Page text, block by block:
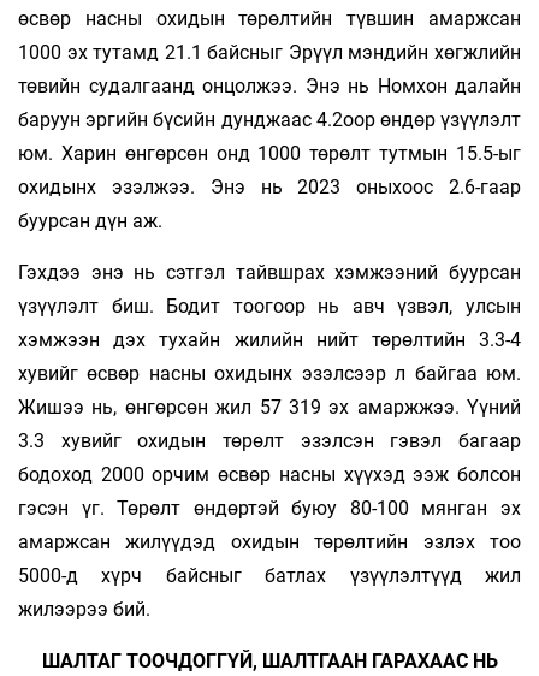
өсвөр насны охидын төрөлтийн түвшин амаржсан
1000 эх тутамд 21.1 байсныг Эрүүл мэндийн хөгжлийн
төвийн судалгаанд онцолжээ. Энэ нь Номхон далайн
баруун эргийн бүсийн дунджаас 4.2оор өндөр үзүүлэлт
юм. Харин өнгөрсөн онд 1000 төрөлт тутмын 15.5-ыг
охидынх эзэлжээ. Энэ нь 2023 оныхоос 2.6-гаар
буурсан дүн аж.
Гэхдээ энэ нь сэтгэл тайвшрах хэмжээний буурсан
үзүүлэлт биш. Бодит тоогоор нь авч үзвэл, улсын
хэмжээн дэх тухайн жилийн нийт төрөлтийн 3.3-4
хувийг өсвөр насны охидынх эзэлсээр л байгаа юм.
Жишээ нь, өнгөрсөн жил 57 319 эх амаржжээ. Үүний
3.3 хувийг охидын төрөлт эзэлсэн гэвэл багаар
бодоход 2000 орчим өсвөр насны хүүхэд ээж болсон
гэсэн үг. Төрөлт өндөртэй буюу 80-100 мянган эх
амаржсан жилүүдэд охидын төрөлтийн эзлэх тоо
5000-д хүрч байсныг батлах үзүүлэлтүүд жил
жилээрээ бий.
ШАЛТАГ ТООЧДОГГҮЙ, ШАЛТГААН ГАРАХААС НЬ